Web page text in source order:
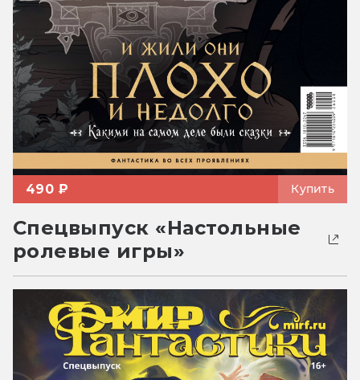
490 ₽ Купить
Спецвыпуск «Настольные
ролевые игры»